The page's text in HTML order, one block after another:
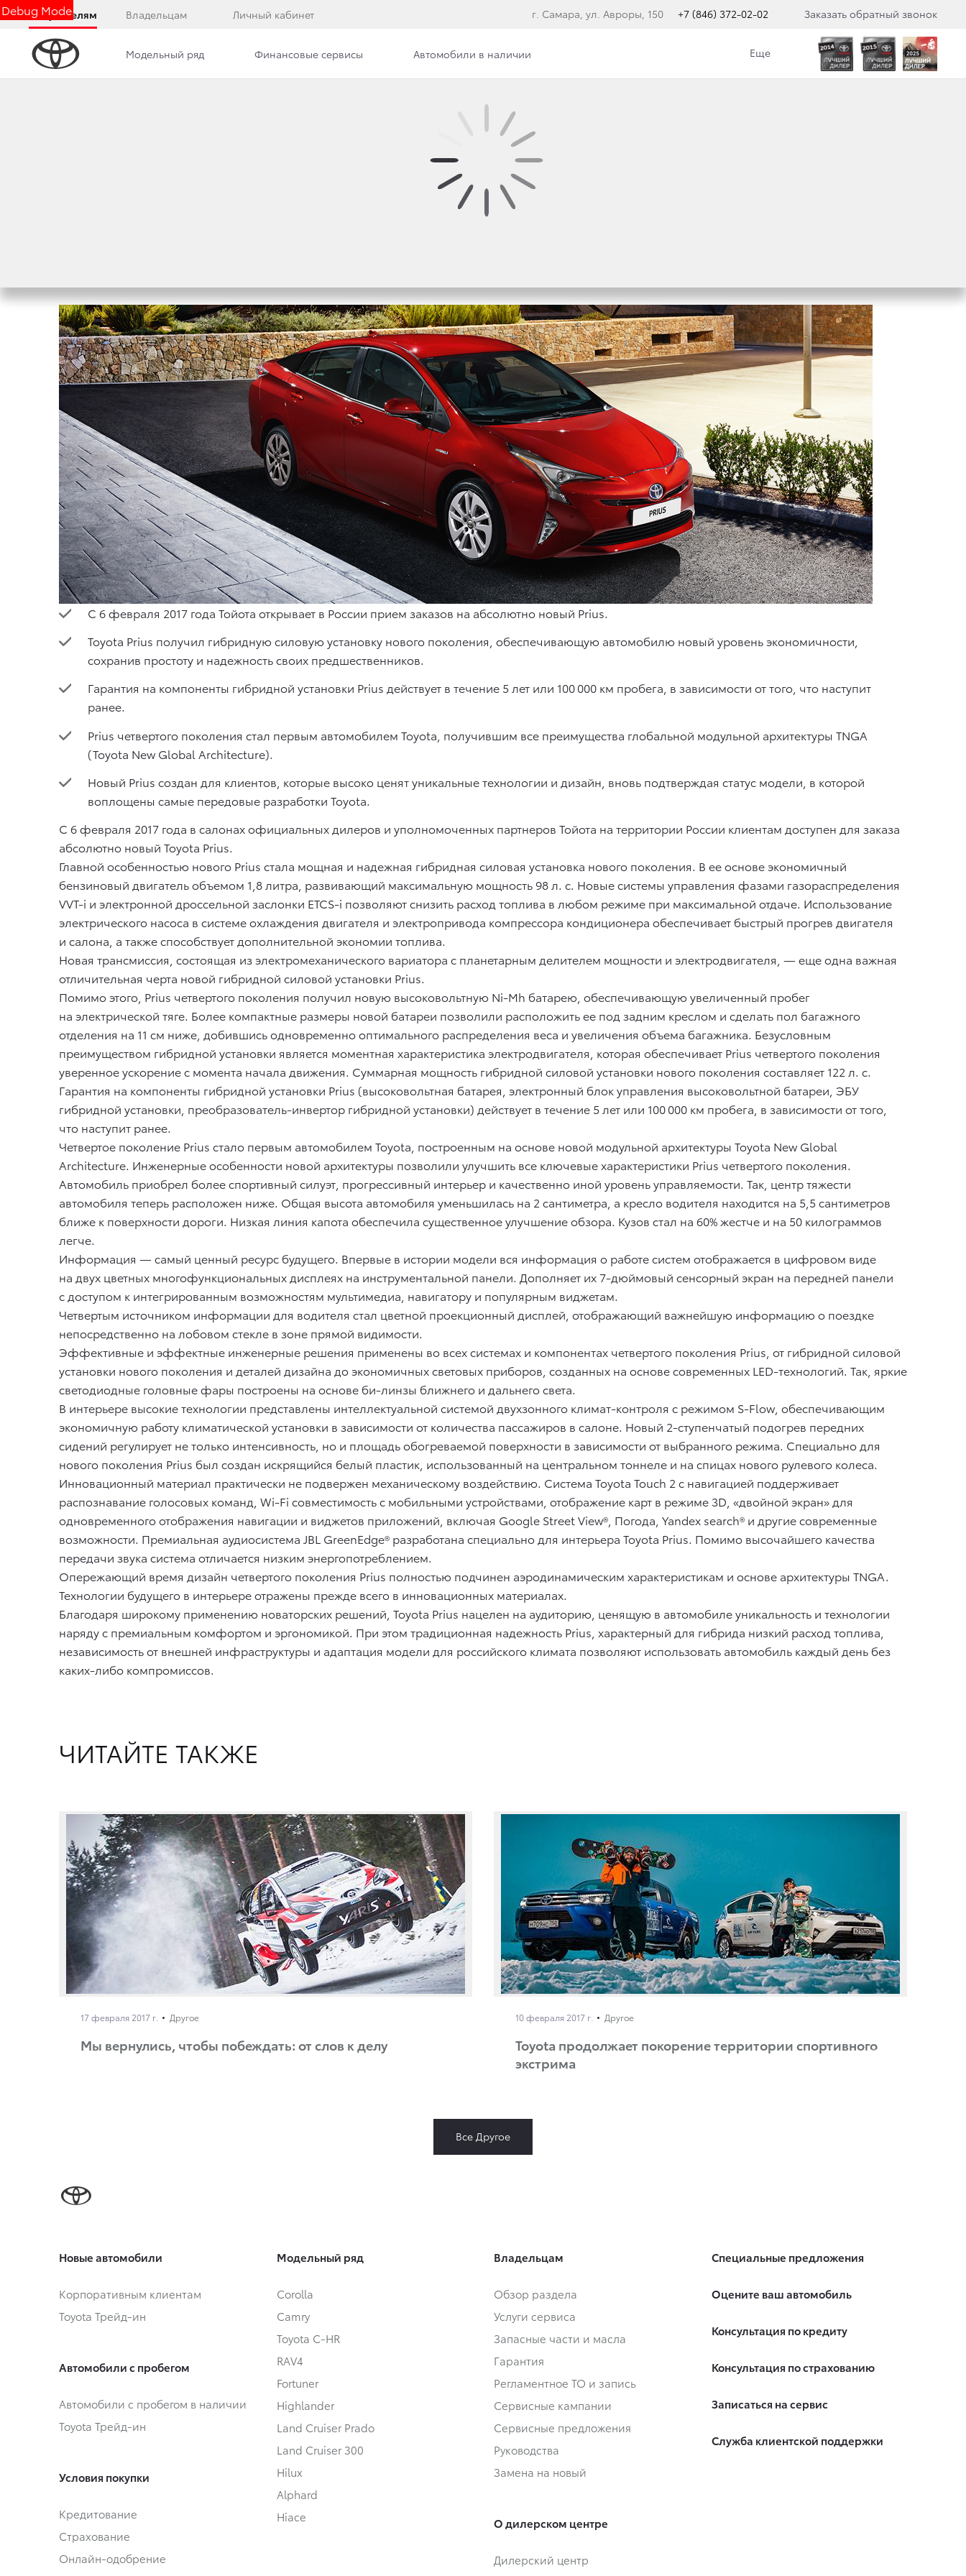
Debug Mode
Покупателям Владельцам Личный кабинет г. Самара, ул. Авроры, 150 +7 (846) 372-02-02 Заказать обратный звонок
Модельный ряд Финансовые сервисы Автомобили в наличии Еще
TOYOTA НАЧИНАЕТ ПРИЕМ ЗАКАЗОВ НА НОВЫЙ PRIUS
C 6 февраля 2017 года Тойота открывает в России прием заказов на абсолютно новый Prius.
Toyota Prius получил гибридную силовую установку нового поколения, обеспечивающую автомобилю новый уровень экономичности,
сохранив простоту и надежность своих предшественников.
Гарантия на компоненты гибридной установки Prius действует в течение 5 лет или 100 000 км пробега, в зависимости от того, что наступит
ранее.
Prius четвертого поколения стал первым автомобилем Toyota, получившим все преимущества глобальной модульной архитектуры TNGA
(Toyota New Global Architecture).
Новый Prius создан для клиентов, которые высоко ценят уникальные технологии и дизайн, вновь подтверждая статус модели, в которой
воплощены самые передовые разработки Toyota.
С 6 февраля 2017 года в салонах официальных дилеров и уполномоченных партнеров Тойота на территории России клиентам доступен для заказа
абсолютно новый Toyota Prius.
Главной особенностью нового Prius стала мощная и надежная гибридная силовая установка нового поколения. В ее основе экономичный
бензиновый двигатель объемом 1,8 литра, развивающий максимальную мощность 98 л. с. Новые системы управления фазами газораспределения
VVT-i и электронной дроссельной заслонки ETCS-i позволяют снизить расход топлива в любом режиме при максимальной отдаче. Использование
электрического насоса в системе охлаждения двигателя и электропривода компрессора кондиционера обеспечивает быстрый прогрев двигателя
и салона, а также способствует дополнительной экономии топлива.
Новая трансмиссия, состоящая из электромеханического вариатора с планетарным делителем мощности и электродвигателя, — еще одна важная
отличительная черта новой гибридной силовой установки Prius.
Помимо этого, Prius четвертого поколения получил новую высоковольтную Ni-Mh батарею, обеспечивающую увеличенный пробег
на электрической тяге. Более компактные размеры новой батареи позволили расположить ее под задним креслом и сделать пол багажного
отделения на 11 см ниже, добившись одновременно оптимального распределения веса и увеличения объема багажника. Безусловным
преимуществом гибридной установки является моментная характеристика электродвигателя, которая обеспечивает Prius четвертого поколения
уверенное ускорение с момента начала движения. Суммарная мощность гибридной силовой установки нового поколения составляет 122 л. с.
Гарантия на компоненты гибридной установки Prius (высоковольтная батарея, электронный блок управления высоковольтной батареи, ЭБУ
гибридной установки, преобразователь-инвертор гибридной установки) действует в течение 5 лет или 100 000 км пробега, в зависимости от того,
что наступит ранее.
Четвертое поколение Prius стало первым автомобилем Toyota, построенным на основе новой модульной архитектуры Toyota New Global
Architecture. Инженерные особенности новой архитектуры позволили улучшить все ключевые характеристики Prius четвертого поколения.
Автомобиль приобрел более спортивный силуэт, прогрессивный интерьер и качественно иной уровень управляемости. Так, центр тяжести
автомобиля теперь расположен ниже. Общая высота автомобиля уменьшилась на 2 сантиметра, а кресло водителя находится на 5,5 сантиметров
ближе к поверхности дороги. Низкая линия капота обеспечила существенное улучшение обзора. Кузов стал на 60% жестче и на 50 килограммов
легче.
Информация — самый ценный ресурс будущего. Впервые в истории модели вся информация о работе систем отображается в цифровом виде
на двух цветных многофункциональных дисплеях на инструментальной панели. Дополняет их 7-дюймовый сенсорный экран на передней панели
с доступом к интегрированным возможностям мультимедиа, навигатору и популярным виджетам.
Четвертым источником информации для водителя стал цветной проекционный дисплей, отображающий важнейшую информацию о поездке
непосредственно на лобовом стекле в зоне прямой видимости.
Эффективные и эффектные инженерные решения применены во всех системах и компонентах четвертого поколения Prius, от гибридной силовой
установки нового поколения и деталей дизайна до экономичных световых приборов, созданных на основе современных LED-технологий. Так, яркие
светодиодные головные фары построены на основе би-линзы ближнего и дальнего света.
В интерьере высокие технологии представлены интеллектуальной системой двухзонного климат-контроля с режимом S-Flow, обеспечивающим
экономичную работу климатической установки в зависимости от количества пассажиров в салоне. Новый 2-ступенчатый подогрев передних
сидений регулирует не только интенсивность, но и площадь обогреваемой поверхности в зависимости от выбранного режима. Специально для
нового поколения Prius был создан искрящийся белый пластик, использованный на центральном тоннеле и на спицах нового рулевого колеса.
Инновационный материал практически не подвержен механическому воздействию. Система Toyota Touch 2 с навигацией поддерживает
распознавание голосовых команд, Wi-Fi совместимость с мобильными устройствами, отображение карт в режиме 3D, «двойной экран» для
одновременного отображения навигации и виджетов приложений, включая Google Street View®, Погода, Yandex search® и другие современные
возможности. Премиальная аудиосистема JBL GreenEdge® разработана специально для интерьера Toyota Prius. Помимо высочайшего качества
передачи звука система отличается низким энергопотреблением.
Опережающий время дизайн четвертого поколения Prius полностью подчинен аэродинамическим характеристикам и основе архитектуры TNGA.
Технологии будущего в интерьере отражены прежде всего в инновационных материалах.
Благодаря широкому применению новаторских решений, Toyota Prius нацелен на аудиторию, ценящую в автомобиле уникальность и технологии
наряду с премиальным комфортом и эргономикой. При этом традиционная надежность Prius, характерный для гибрида низкий расход топлива,
независимость от внешней инфраструктуры и адаптация модели для российского климата позволяют использовать автомобиль каждый день без
каких-либо компромиссов.
ЧИТАЙТЕ ТАКЖЕ
17 февраля 2017 г. Другое
Мы вернулись, чтобы побеждать: от слов к делу
10 февраля 2017 г. Другое
Toyota продолжает покорение территории спортивного
экстрима
Все Другое
Новые автомобили
Корпоративным клиентам
Toyota Трейд-ин
Автомобили с пробегом
Автомобили с пробегом в наличии
Toyota Трейд-ин
Условия покупки
Кредитование
Страхование
Онлайн-одобрение
Модельный ряд
Corolla
Camry
Toyota C-HR
RAV4
Fortuner
Highlander
Land Cruiser Prado
Land Cruiser 300
Hilux
Alphard
Hiace
Владельцам
Обзор раздела
Услуги сервиса
Запасные части и масла
Гарантия
Регламентное ТО и запись
Сервисные кампании
Сервисные предложения
Руководства
Замена на новый
О дилерском центре
Дилерский центр
Специальные предложения
Оцените ваш автомобиль
Консультация по кредиту
Консультация по страхованию
Записаться на сервис
Служба клиентской поддержки